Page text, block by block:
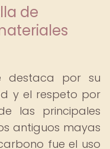
de
destaca por su
y el respeto por
las principales
antiguos mayas
fue el uso